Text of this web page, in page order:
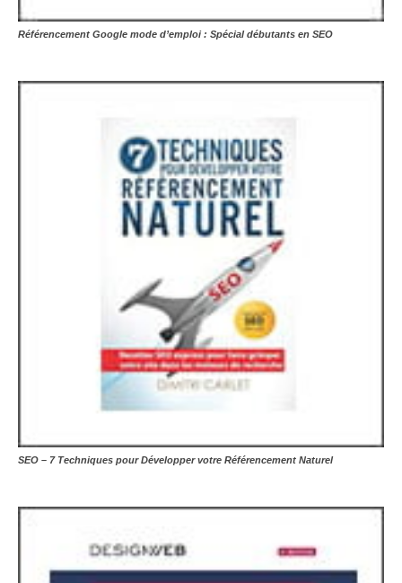
Référencement Google mode d’emploi : Spécial débutants en SEO
SEO – 7 Techniques pour Développer votre Référencement Naturel